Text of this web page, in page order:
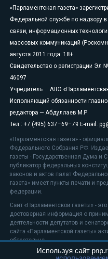
«Парламентская газета»
Федеральной службе по надзору
связи, информационных
массовых коммуникаций
августа 2011 года. 18+
Свидетельство о регистрации Эл
46097
Учредитель — АНО
Исполняющий обязанности
редактора — Абдуллаев М.Р.
Тел.: +7 (495) 637–69–79 E-mail:
«Парламентская газета» -
Федерального Собрания РФ.
газеты - Государственная Дума
публикатор федеральных
законов и актов палат
газета» имеет пункты печати и
федерации.
Сайт «Парламентской газеты» -
достоверная информация о
деятельности депутатов и
сайта «Парламентской газеты»
обязательна.
На информационном ресурсе
Используя сайт